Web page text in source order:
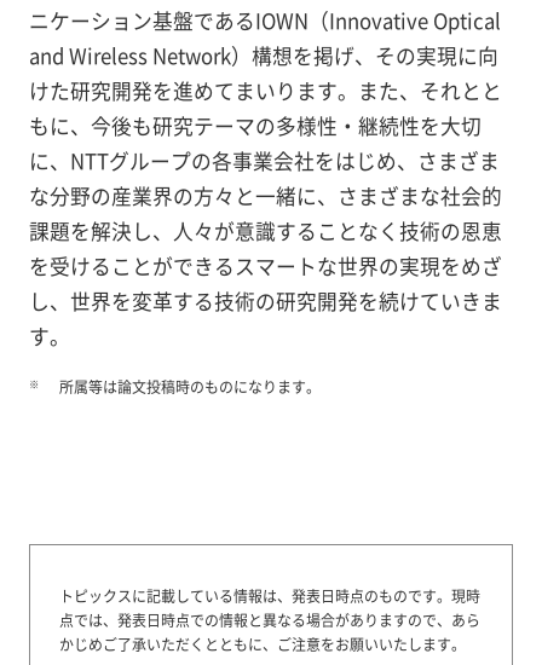
ニケーション基盤であるIOWN（Innovative Optical
and Wireless Network）構想を掲げ、その実現に向
けた研究開発を進めてまいります。また、それとと
もに、今後も研究テーマの多様性・継続性を大切
に、NTTグループの各事業会社をはじめ、さまざま
な分野の産業界の方々と一緒に、さまざまな社会的
課題を解決し、人々が意識することなく技術の恩恵
を受けることができるスマートな世界の実現をめざ
し、世界を変革する技術の研究開発を続けていきま
す。
※ 所属等は論文投稿時のものになります。
トピックスに記載している情報は、発表日時点のものです。 現時
点では、発表日時点での情報と異なる場合がありますので、あら
かじめご了承いただくとともに、ご注意をお願いいたします。